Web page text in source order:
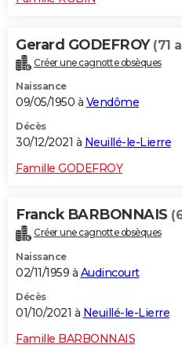
Gerard GODEFROY (71
Créer une cagnotte obsèques
Naissance
09/05/1950 à Vendôme
Décès
30/12/2021 à Neuillé-le-Lierre
Famille GODEFROY
Franck BARBONNAIS
Créer une cagnotte obsèques
Naissance
02/11/1959 à Audincourt
Décès
01/10/2021 à Neuillé-le-Lierre
Famille BARBONNAIS